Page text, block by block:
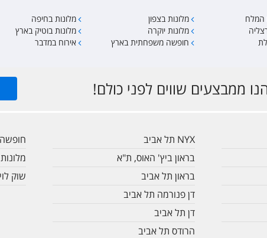
המלח מלונות בצפון מלונות בחיפה
מלונות יוקרה מלונות בוטיק בארץ
חופשה משפחתית בארץ אירוח במדבר
ממבצעים שווים לפני כולם!
NYX תל אביב
בראון ביץ' האוס, ת"א
בראון תל אביב
דן פנורמה תל אביב
דן תל אביב
הרודס תל אביב
שוק